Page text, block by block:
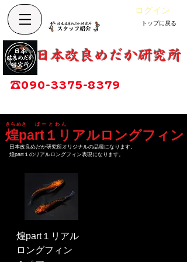
ログイン
トップに戻る
​日本改良めだか研究所
☎090-3375-8379
煌part１リアルロングフィン
​きらめきぱーとわん
日本改良めだか研究所オリジナルの品種になります。
​煌part１のリアルロングフィン表現になります。
煌part１リアル
ロングフィン